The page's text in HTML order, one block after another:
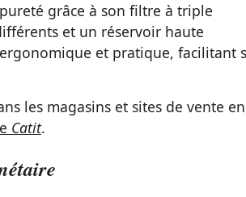
grâce à son filtre à triple
et un réservoir haute
et pratique, facilitant
les magasins et sites de vente en
Catit.